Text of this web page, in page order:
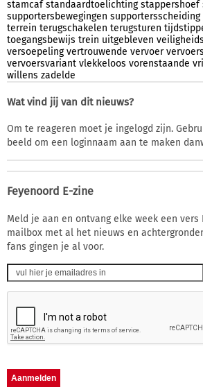
stamcaf standaardtoelichting stappershoef
supportersbewegingen supportersscheiding
terrein terugschakelen terugsturen
toegangsbewijs trein uitgebleven
versoepeling vertrouwende vervoer
vervoersvariant vlekkeloos vorenstaande
willens zadelde
Wat vind jij van dit nieuws?
Om te reageren moet je ingelogd zijn.
beeld om een loginnaam aan te maken
Feyenoord E-zine
Meld je aan en ontvang elke week een vers
mailbox met al het nieuws en
fans gingen je al voor.